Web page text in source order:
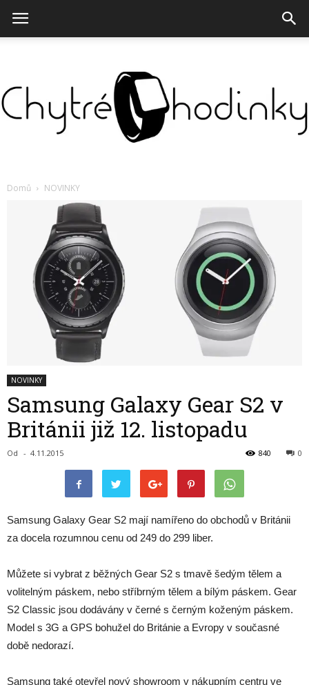
Domů NOVINKY
NOVINKY
Samsung Galaxy Gear S2 v
Británii již 12. listopadu
Od - 4.11.2015 0
840
Samsung Galaxy Gear S2 mají namířeno do obchodů v Británii
za docela rozumnou cenu od 249 do 299 liber.
Můžete si vybrat z běžných Gear S2 s tmavě šedým tělem a
volitelným páskem, nebo stříbrným tělem a bílým páskem. Gear
S2 Classic jsou dodávány v černé s černým koženým páskem.
Model s 3G a GPS bohužel do Británie a Evropy v současné
době nedorazí.
Samsung také otevřel nový showroom v nákupním centru ve